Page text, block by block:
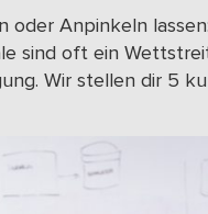
oder Anpinkeln lassen:
sind oft ein
Wir stellen dir 5